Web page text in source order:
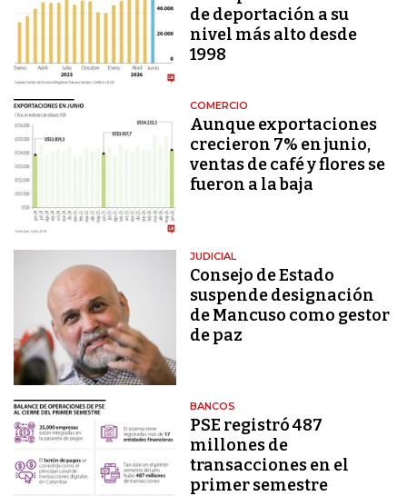
de deportación a su
nivel más alto desde
1998
COMERCIO
Aunque exportaciones
crecieron 7% en junio,
ventas de café y flores se
fueron a la baja
JUDICIAL
Consejo de Estado
suspende designación
de Mancuso como gestor
de paz
BANCOS
PSE registró 487
millones de
transacciones en el
primer semestre